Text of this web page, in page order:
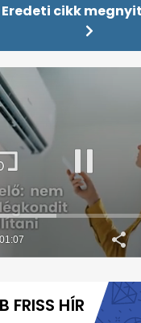
Eredeti cikk
01:07
FRISS HÍR